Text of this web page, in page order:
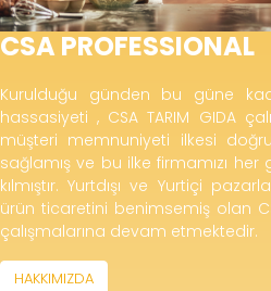
CSA PROFESSIONAL
Kurulduğu günden bu güne
hassasiyeti , CSA TARIM GIDA
müşteri memnuniyeti ilkesi
sağlamış ve bu ilke firmamızı
kılmıştır. Yurtdışı ve Yurtiçi
ürün ticaretini benimsemiş olan
çalışmalarına devam etmektedir.
HAKKIMIZDA